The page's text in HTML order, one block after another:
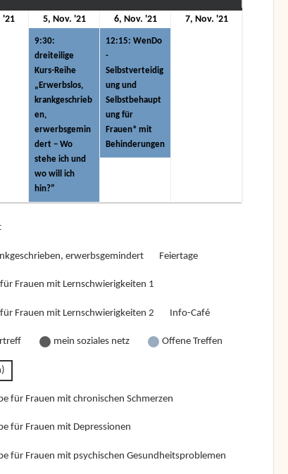
'214.
November
2021
5, Nov. '215.
November
2021
(1
Veranstaltung)
9:30:
dreiteilige
Kurs-Reihe
„Erwerbslos,
krankgeschrieb
en,
erwerbsgemin
dert – Wo
stehe ich und
wo will ich
hin?”
6, Nov. '216.
November
(1
Veranstaltung)
12:15: WenDo
-
Selbstverteidig
ung und
Selbstbehaupt
ung für
Frauen* mit
Behinderungen
7, Nov. '217.
erwerbsgemindert Feiertage
Frauen mit Lernschwierigkeiten 1
Frauen mit Lernschwierigkeiten 2 Info-Café
mein soziales netz Offene Treffen
für Frauen mit chronischen Schmerzen
für Frauen mit Depressionen
für Frauen mit psychischen Gesundheitsproblemen